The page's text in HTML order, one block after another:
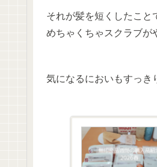
それが髪を短くしたこと
めちゃくちゃスクラブが
気になるにおいもすっき